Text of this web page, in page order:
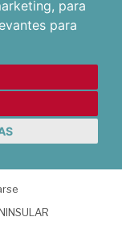
, para
para